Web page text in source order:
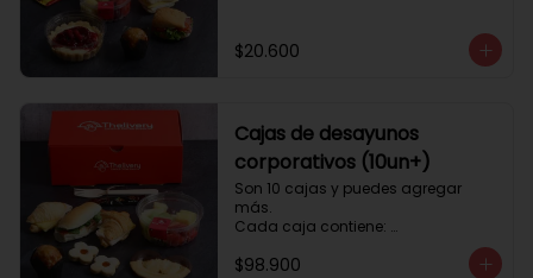
1 mini muffin
1 cheesecake
$20.600
Cajas de desayunos
corporativos (10un+)
Son 10 cajas y puedes agregar
más.
Cada caja contiene:
2 mini croissant jamón queso.
$98.900